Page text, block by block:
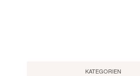
KATEGORIEN